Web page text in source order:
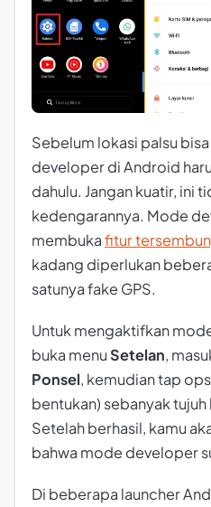
Sebelum lokasi palsu
developer di Android
dahulu. Jangan kuatir, ini
kedengarannya. Mode
membukafitur
kadang diperlukan
satunya fake GPS.
Untuk mengaktifkan
buka menu Setelan,
Ponsel, kemudian tap
bentukan) sebanyak
Setelah berhasil, kamu
bahwa mode developer
Di beberapa launcher